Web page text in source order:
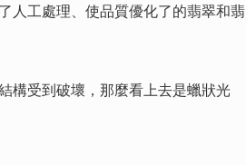
人工處理、使品質優化了的翡翠和翡
構受到破壞，那麼看上去是蠟狀光